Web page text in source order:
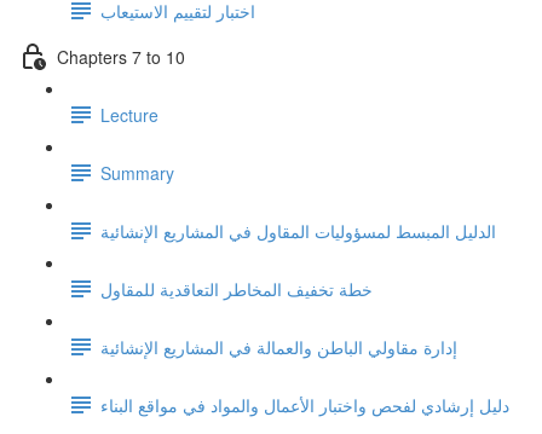
اختبار لتقييم الاستيعاب
Chapters 7 to 10
Lecture
Summary
الدليل المبسط لمسؤوليات المقاول في المشاريع الإنشائية
خطة تخفيف المخاطر التعاقدية للمقاول
إدارة مقاولي الباطن والعمالة في المشاريع الإنشائية
دليل إرشادي لفحص واختبار الأعمال والمواد في مواقع البناء